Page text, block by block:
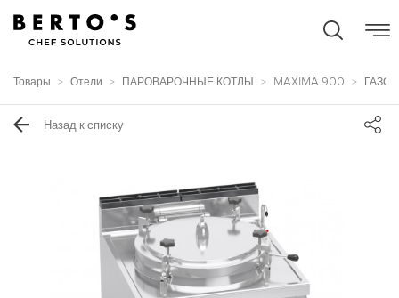
Товары Отели ПАРОВАРОЧНЫЕ КОТЛЫ MAXIMA 900
Назад к списку